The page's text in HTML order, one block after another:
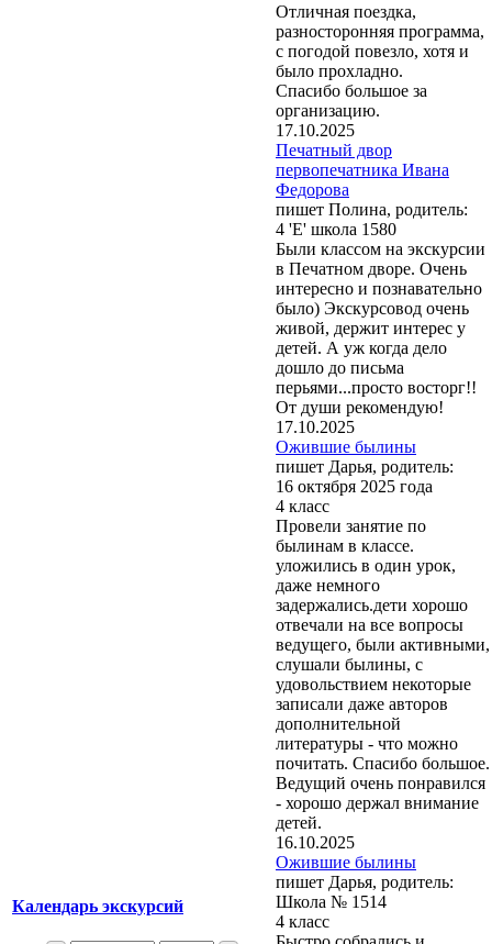
Календарь экскурсий
Отличная поездка,
разносторонняя программа,
с погодой повезло, хотя и
было прохладно.
Спасибо большое за
организацию.
17.10.2025
Печатный двор
первопечатника Ивана
Федорова
пишет Полина, родитель:
4 'Е' школа 1580
Были классом на экскурсии
в Печатном дворе. Очень
интересно и познавательно
было) Экскурсовод очень
живой, держит интерес у
детей. А уж когда дело
дошло до письма
перьями...просто восторг!!
От души рекомендую!
17.10.2025
Ожившие былины
пишет Дарья, родитель:
16 октября 2025 года
4 класс
Провели занятие по
былинам в классе.
уложились в один урок,
даже немного
задержались.дети хорошо
отвечали на все вопросы
ведущего, были активными,
слушали былины, с
удовольствием некоторые
записали даже авторов
дополнительной
литературы - что можно
почитать. Спасибо большое.
Ведущий очень понравился
- хорошо держал внимание
детей.
16.10.2025
Ожившие былины
пишет Дарья, родитель:
Школа № 1514
4 класс